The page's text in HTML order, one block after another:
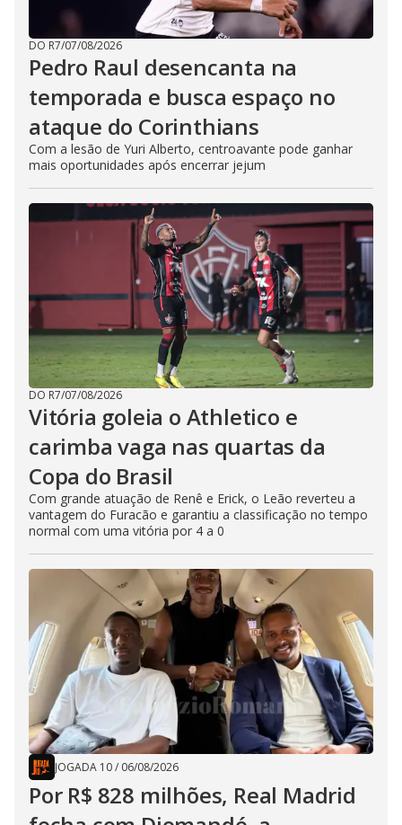
DO R7/07/08/2026
Pedro Raul desencanta na
temporada e busca espaço no
ataque do Corinthians
Com a lesão de Yuri Alberto, centroavante pode ganhar
mais oportunidades após encerrar jejum
DO R7/07/08/2026
Vitória goleia o Athletico e
carimba vaga nas quartas da
Copa do Brasil
Com grande atuação de Renê e Erick, o Leão reverteu a
vantagem do Furacão e garantiu a classificação no tempo
normal com uma vitória por 4 a 0
JOGADA 10/ 06/08/2026
Por R$ 828 milhões, Real Madrid